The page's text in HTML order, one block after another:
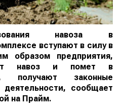
навоза в
вступают в силу в
образом предприятия,
навоз и помет в
получают законные
сообщает
на Прайм.